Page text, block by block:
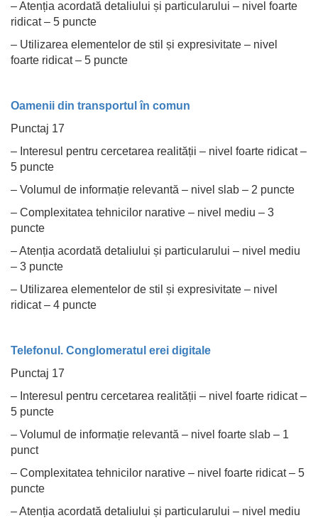
– Atenția acordată detaliului și particularului – nivel foarte
ridicat – 5 puncte
– Utilizarea elementelor de stil și expresivitate – nivel
foarte ridicat – 5 puncte
Oamenii din transportul în comun
Punctaj 17
– Interesul pentru cercetarea realității – nivel foarte ridicat –
5 puncte
– Volumul de informație relevantă – nivel slab – 2 puncte
– Complexitatea tehnicilor narative – nivel mediu – 3
puncte
– Atenția acordată detaliului și particularului – nivel mediu
– 3 puncte
– Utilizarea elementelor de stil și expresivitate – nivel
ridicat – 4 puncte
Telefonul. Conglomeratul erei digitale
Punctaj 17
– Interesul pentru cercetarea realității – nivel foarte ridicat –
5 puncte
– Volumul de informație relevantă – nivel foarte slab – 1
punct
– Complexitatea tehnicilor narative – nivel foarte ridicat – 5
puncte
– Atenția acordată detaliului și particularului – nivel mediu